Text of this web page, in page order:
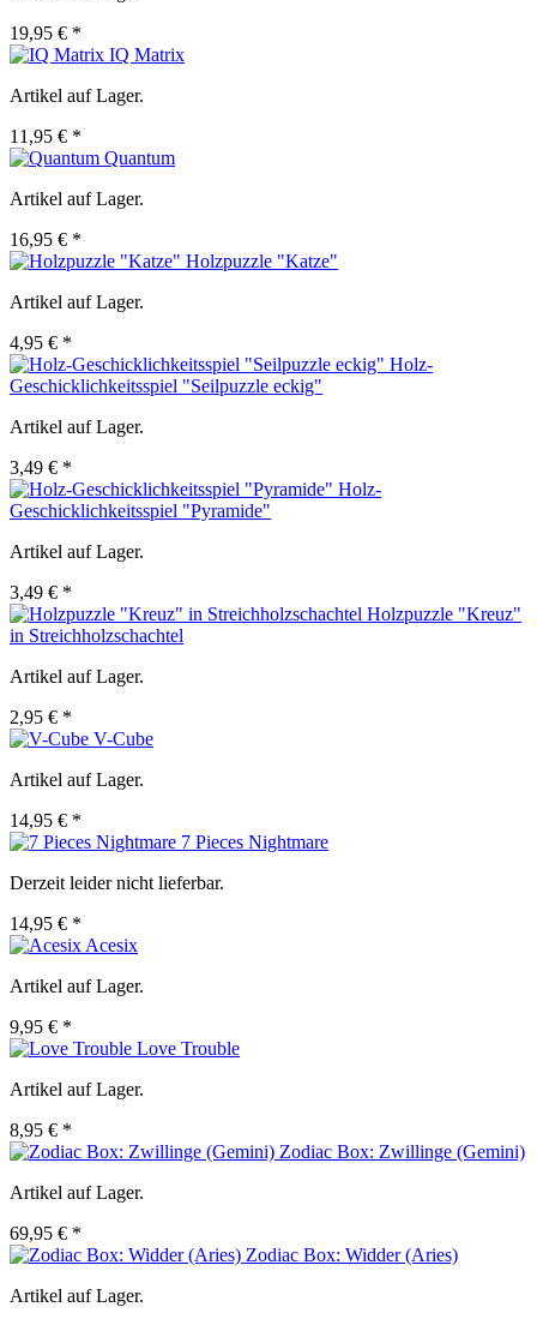
19,95 € *
IQ Matrix
Artikel auf Lager.
11,95 € *
Quantum
Artikel auf Lager.
16,95 € *
Holzpuzzle "Katze"
Artikel auf Lager.
4,95 € *
Holz-
Geschicklichkeitsspiel "Seilpuzzle eckig"
Artikel auf Lager.
3,49 € *
Holz-
Geschicklichkeitsspiel "Pyramide"
Artikel auf Lager.
3,49 € *
Holzpuzzle "Kreuz"
in Streichholzschachtel
Artikel auf Lager.
2,95 € *
V-Cube
Artikel auf Lager.
14,95 € *
7 Pieces Nightmare
Derzeit leider nicht lieferbar.
14,95 € *
Acesix
Artikel auf Lager.
9,95 € *
Love Trouble
Artikel auf Lager.
8,95 € *
Zodiac Box: Zwillinge (Gemini)
Artikel auf Lager.
69,95 € *
Zodiac Box: Widder (Aries)
Artikel auf Lager.